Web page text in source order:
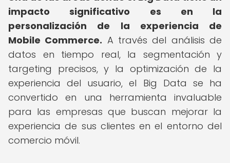
impacto significativo es en la
personalización de la experiencia de
Mobile Commerce. A través del análisis de
datos en tiempo real, la segmentación y
targeting precisos, y la optimización de la
experiencia del usuario, el Big Data se ha
convertido en una herramienta invaluable
para las empresas que buscan mejorar la
experiencia de sus clientes en el entorno del
comercio móvil.